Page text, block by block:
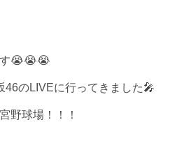
す😭😭😭
46のLIVEに行ってきました🎤
野球場！！！